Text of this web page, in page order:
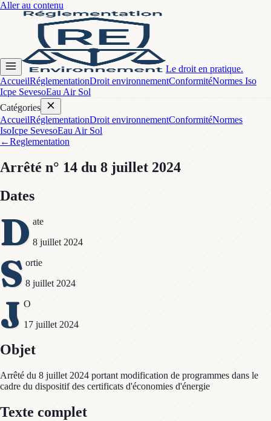
Aller au contenu
Le droit en pratique.
AccueilRéglementationDroit environnementConformitéNormes Iso
Icpe SevesoEau Air Sol
Catégories
AccueilRéglementationDroit environnementConformitéNormes
IsoIcpe SevesoEau Air Sol
←Reglementation
Arrêté n° 14 du 8 juillet 2024
Dates
D ate
8 juillet 2024
S ortie
8 juillet 2024
J O
17 juillet 2024
Objet
Arrêté du 8 juillet 2024 portant modification de programmes dans le
cadre du dispositif des certificats d'économies d'énergie
Texte complet